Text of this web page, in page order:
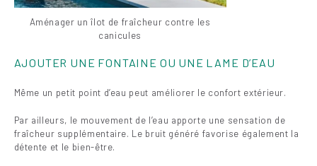
Aménager un îlot de fraîcheur contre les
canicules
AJOUTER UNE FONTAINE OU UNE LAME D’EAU
Même un petit point d’eau peut améliorer le confort extérieur.
Par ailleurs, le mouvement de l’eau apporte une sensation de
fraîcheur supplémentaire. Le bruit généré favorise également la
détente et le bien-être.